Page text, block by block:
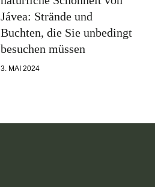
Jávea: Strände und
Buchten, die Sie unbedingt
besuchen müssen
3. MAI 2024